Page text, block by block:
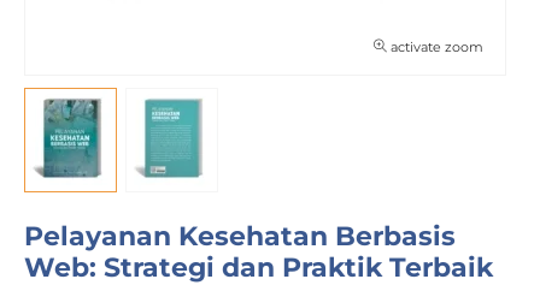
activate zoom
Pelayanan Kesehatan Berbasis
Web: Strategi dan Praktik Terbaik